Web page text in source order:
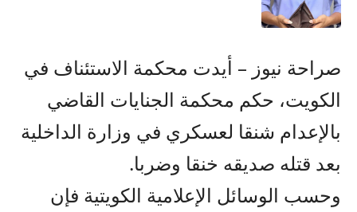
صراحة نيوز – أيدت محكمة الاستئناف في
الكويت، حكم محكمة الجنايات القاضي
بالإعدام شنقا لعسكري في وزارة الداخلية
بعد قتله صديقه خنقا وضربا.
وحسب الوسائل الإعلامية الكويتية فإن